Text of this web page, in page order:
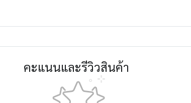
คะแนนและรีวิวสินค้า